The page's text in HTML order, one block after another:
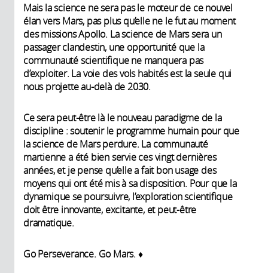
Mais la science ne sera pas le moteur de ce nouvel
élan vers Mars, pas plus qu’elle ne le fut au moment
des missions Apollo. La science de Mars sera un
passager clandestin, une opportunité que la
communauté scientifique ne manquera pas
d’exploiter. La voie des vols habités est la seule qui
nous projette au-delà de 2030.
Ce sera peut-être là le nouveau paradigme de la
discipline : soutenir le programme humain pour que
la science de Mars perdure. La communauté
martienne a été bien servie ces vingt dernières
années, et je pense qu’elle a fait bon usage des
moyens qui ont été mis à sa disposition. Pour que la
dynamique se poursuivre, l’exploration scientifique
doit être innovante, excitante, et peut-être
dramatique.
Go Perseverance. Go Mars. ♦